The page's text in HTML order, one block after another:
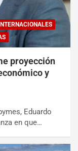
INTERNACIONALES
proyección
y
Eduardo
en que…